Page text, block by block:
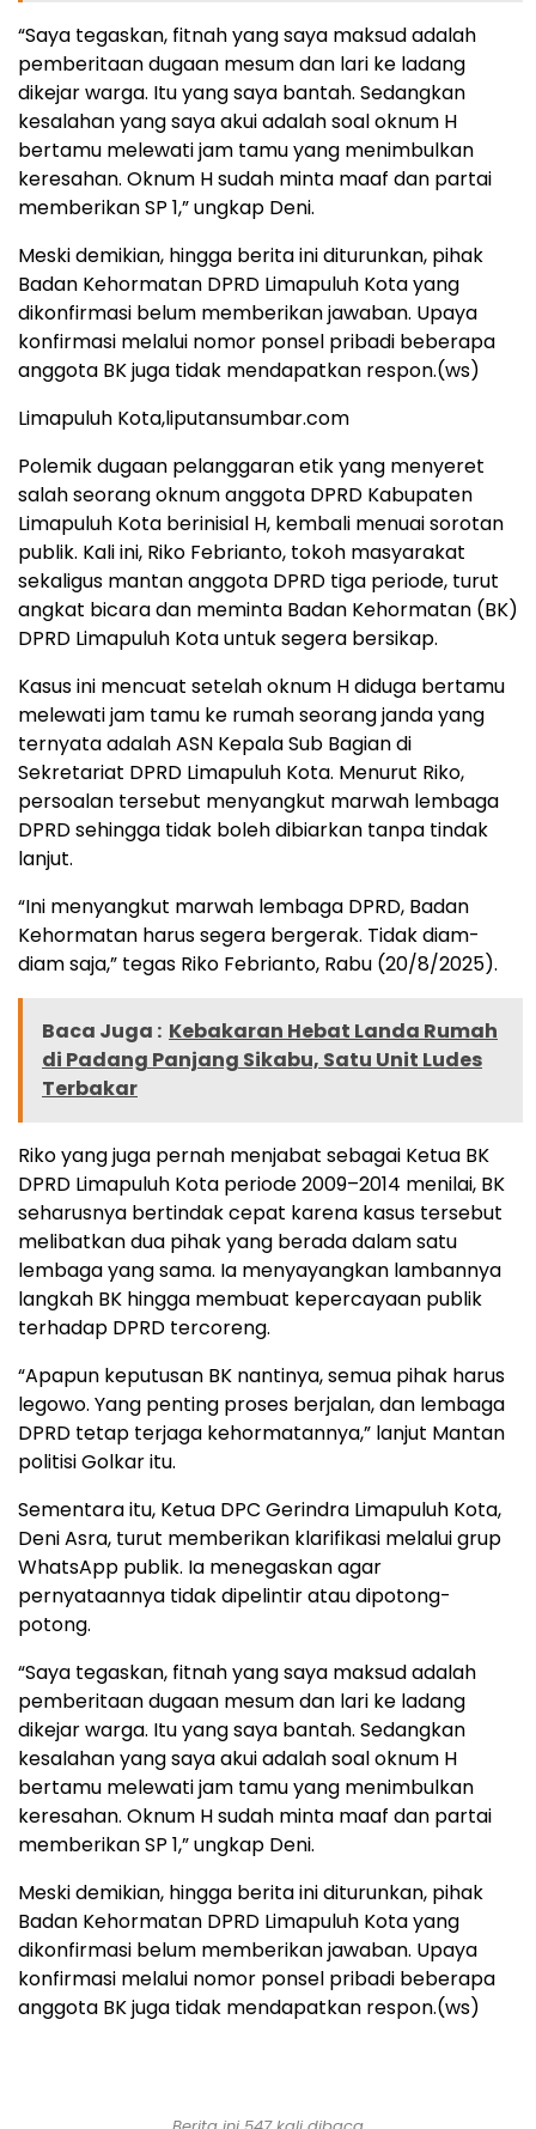
“Saya tegaskan, fitnah yang saya maksud adalah
pemberitaan dugaan mesum dan lari ke ladang
dikejar warga. Itu yang saya bantah. Sedangkan
kesalahan yang saya akui adalah soal oknum H
bertamu melewati jam tamu yang menimbulkan
keresahan. Oknum H sudah minta maaf dan partai
memberikan SP 1,” ungkap Deni.
Meski demikian, hingga berita ini diturunkan, pihak
Badan Kehormatan DPRD Limapuluh Kota yang
dikonfirmasi belum memberikan jawaban. Upaya
konfirmasi melalui nomor ponsel pribadi beberapa
anggota BK juga tidak mendapatkan respon.(ws)
Limapuluh Kota,liputansumbar.com
Polemik dugaan pelanggaran etik yang menyeret
salah seorang oknum anggota DPRD Kabupaten
Limapuluh Kota berinisial H, kembali menuai sorotan
publik. Kali ini, Riko Febrianto, tokoh masyarakat
sekaligus mantan anggota DPRD tiga periode, turut
angkat bicara dan meminta Badan Kehormatan (BK)
DPRD Limapuluh Kota untuk segera bersikap.
Kasus ini mencuat setelah oknum H diduga bertamu
melewati jam tamu ke rumah seorang janda yang
ternyata adalah ASN Kepala Sub Bagian di
Sekretariat DPRD Limapuluh Kota. Menurut Riko,
persoalan tersebut menyangkut marwah lembaga
DPRD sehingga tidak boleh dibiarkan tanpa tindak
lanjut.
“Ini menyangkut marwah lembaga DPRD, Badan
Kehormatan harus segera bergerak. Tidak diam-
diam saja,” tegas Riko Febrianto, Rabu (20/8/2025).
Baca Juga : Kebakaran Hebat Landa Rumah
di Padang Panjang Sikabu, Satu Unit Ludes
Terbakar
Riko yang juga pernah menjabat sebagai Ketua BK
DPRD Limapuluh Kota periode 2009–2014 menilai, BK
seharusnya bertindak cepat karena kasus tersebut
melibatkan dua pihak yang berada dalam satu
lembaga yang sama. Ia menyayangkan lambannya
langkah BK hingga membuat kepercayaan publik
terhadap DPRD tercoreng.
“Apapun keputusan BK nantinya, semua pihak harus
legowo. Yang penting proses berjalan, dan lembaga
DPRD tetap terjaga kehormatannya,” lanjut Mantan
politisi Golkar itu.
Sementara itu, Ketua DPC Gerindra Limapuluh Kota,
Deni Asra, turut memberikan klarifikasi melalui grup
WhatsApp publik. Ia menegaskan agar
pernyataannya tidak dipelintir atau dipotong-
potong.
“Saya tegaskan, fitnah yang saya maksud adalah
pemberitaan dugaan mesum dan lari ke ladang
dikejar warga. Itu yang saya bantah. Sedangkan
kesalahan yang saya akui adalah soal oknum H
bertamu melewati jam tamu yang menimbulkan
keresahan. Oknum H sudah minta maaf dan partai
memberikan SP 1,” ungkap Deni.
Meski demikian, hingga berita ini diturunkan, pihak
Badan Kehormatan DPRD Limapuluh Kota yang
dikonfirmasi belum memberikan jawaban. Upaya
konfirmasi melalui nomor ponsel pribadi beberapa
anggota BK juga tidak mendapatkan respon.(ws)